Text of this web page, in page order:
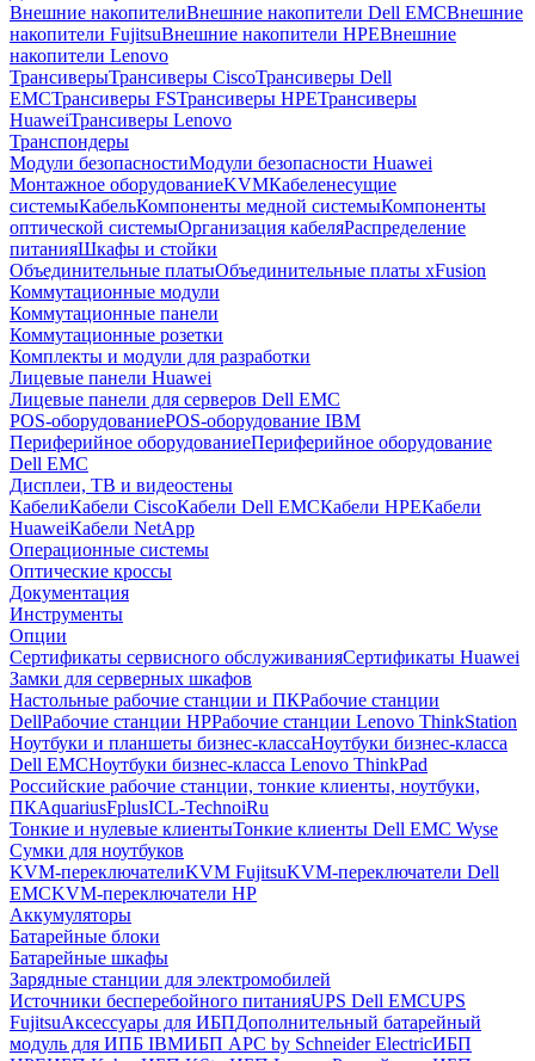
Внешние накопителиВнешние накопители Dell EMCВнешние
накопители FujitsuВнешние накопители HPEВнешние
накопители Lenovo
ТрансиверыТрансиверы CiscoТрансиверы Dell
EMCТрансиверы FSТрансиверы HPEТрансиверы
HuaweiТрансиверы Lenovo
Транспондеры
Модули безопасностиМодули безопасности Huawei
Монтажное оборудованиеKVMКабеленесущие
системыКабельКомпоненты медной системыКомпоненты
оптической системыОрганизация кабеляРаспределение
питанияШкафы и стойки
Объединительные платыОбъединительные платы xFusion
Коммутационные модули
Коммутационные панели
Коммутационные розетки
Комплекты и модули для разработки
Лицевые панели Huawei
Лицевые панели для серверов Dell EMC
POS-оборудованиеPOS-оборудование IBM
Периферийное оборудованиеПериферийное оборудование
Dell EMC
Дисплеи, ТВ и видеостены
КабелиКабели CiscoКабели Dell EMCКабели HPEКабели
HuaweiКабели NetApp
Операционные системы
Оптические кроссы
Документация
Инструменты
Опции
Сертификаты сервисного обслуживанияСертификаты Huawei
Замки для серверных шкафов
Настольные рабочие станции и ПКРабочие станции
DellРабочие станции HPРабочие станции Lenovo ThinkStation
Ноутбуки и планшеты бизнес-классаНоутбуки бизнес-класса
Dell EMCНоутбуки бизнес-класса Lenovo ThinkPad
Российские рабочие станции, тонкие клиенты, ноутбуки,
ПКAquariusFplusICL-TechnoiRu
Тонкие и нулевые клиентыТонкие клиенты Dell EMC Wyse
Сумки для ноутбуков
KVM-переключателиKVM FujitsuKVM-переключатели Dell
EMCKVM-переключатели HP
Аккумуляторы
Батарейные блоки
Батарейные шкафы
Зарядные станции для электромобилей
Источники бесперебойного питанияUPS Dell EMCUPS
FujitsuАксессуары для ИБПДополнительный батарейный
модуль для ИПБ IBMИБП APC by Schneider ElectricИБП